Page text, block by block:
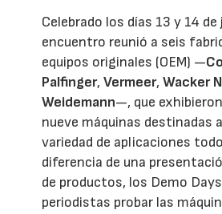
Celebrado los días 13 y 14 de
encuentro reunió a seis
equipos originales (OEM) —
Palfinger,Vermeer,Wacker
Weidemann—, que
nueve máquinas destinadas
variedad de aplicaciones
diferencia de una
de productos, los Demo
periodistas probar las